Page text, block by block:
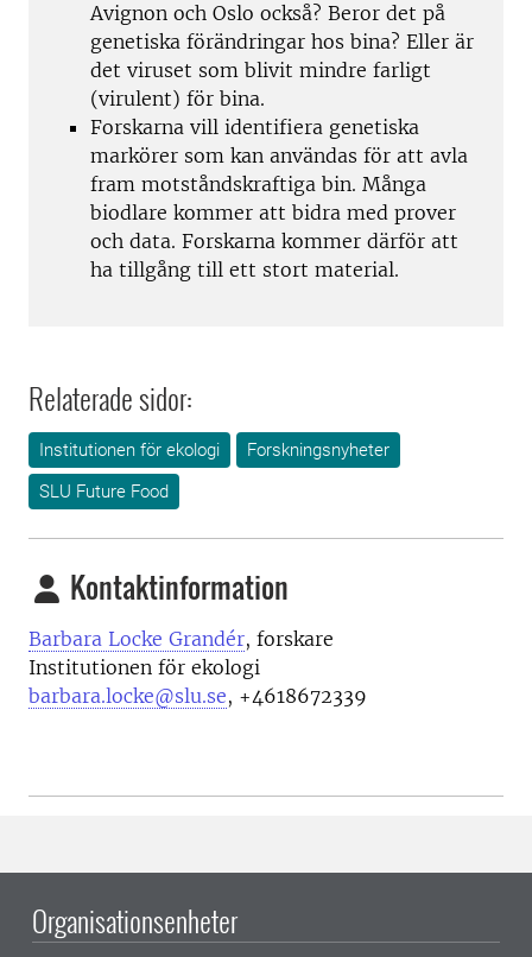
Avignon och Oslo också? Beror det på
genetiska förändringar hos bina? Eller är
det viruset som blivit mindre farligt
(virulent) för bina.
Forskarna vill identifiera genetiska
markörer som kan användas för att avla
fram motståndskraftiga bin. Många
biodlare kommer att bidra med prover
och data. Forskarna kommer därför att
ha tillgång till ett stort material.
Relaterade sidor:
Institutionen för ekologi
Forskningsnyheter
SLU Future Food
Kontaktinformation
Barbara Locke Grandér, forskare
Institutionen för ekologi
barbara.locke@slu.se, +4618672339
Organisationsenheter